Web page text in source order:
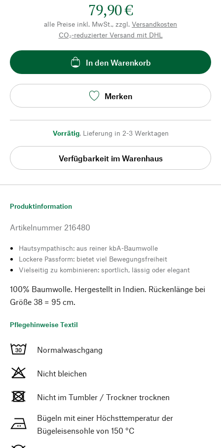
79,90 €
alle Preise inkl. MwSt., zzgl. Versandkosten
CO₂-reduzierter Versand mit DHL
In den Warenkorb
Merken
Vorrätig, Lieferung in 2-3 Werktagen
Verfügbarkeit im Warenhaus
Produktinformation
Artikelnummer 216480
Hautsympathisch: aus reiner kbA-Baumwolle
Lockere Passform: bietet viel Bewegungsfreiheit
Vielseitig zu kombinieren: sportlich, lässig oder elegant
100% Baumwolle. Hergestellt in Indien. Rückenlänge bei
Größe 38 = 95 cm.
Pflegehinweise Textil
Normalwaschgang
Nicht bleichen
Nicht im Tumbler / Trockner trocknen
Bügeln mit einer Höchsttemperatur der
Bügeleisensohle von 150 °C